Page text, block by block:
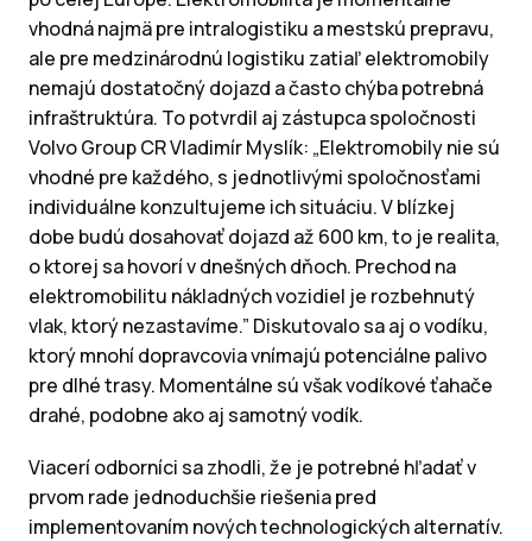
vhodná najmä pre intralogistiku a mestskú prepravu,
ale pre medzinárodnú logistiku zatiaľ elektromobily
nemajú dostatočný dojazd a často chýba potrebná
infraštruktúra. To potvrdil aj zástupca spoločnosti
Volvo Group CR Vladimír Myslík: „Elektromobily nie sú
vhodné pre každého, s jednotlivými spoločnosťami
individuálne konzultujeme ich situáciu. V blízkej
dobe budú dosahovať dojazd až 600 km, to je realita,
o ktorej sa hovorí v dnešných dňoch. Prechod na
elektromobilitu nákladných vozidiel je rozbehnutý
vlak, ktorý nezastavíme.” Diskutovalo sa aj o vodíku,
ktorý mnohí dopravcovia vnímajú potenciálne palivo
pre dlhé trasy. Momentálne sú však vodíkové ťahače
drahé, podobne ako aj samotný vodík.
Viacerí odborníci sa zhodli, že je potrebné hľadať v
prvom rade jednoduchšie riešenia pred
implementovaním nových technologických alternatív.